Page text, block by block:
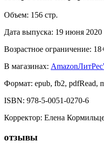
Объем: 156 стр.
Дата выпуска: 19 июня 2020
Возрастное ограничение: 18
В магазинах: AmazonЛитРес
Формат: epub, fb2, pdfRead,
ISBN: 978-5-0051-0270-6
Корректор: Елена
отзывы